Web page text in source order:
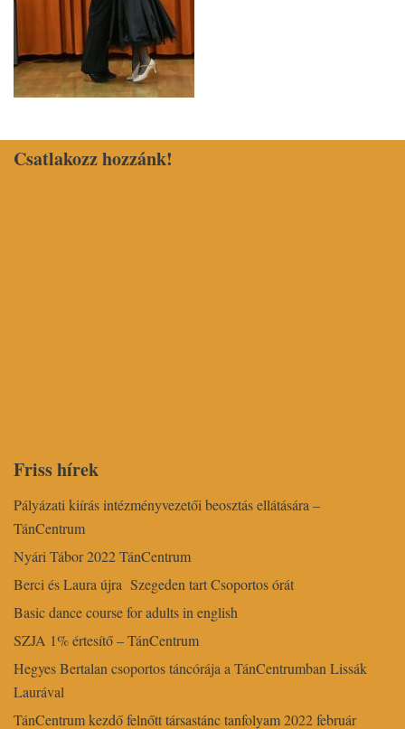
Csatlakozz hozzánk!
Friss hírek
Pályázati kiírás intézményvezetői beosztás ellátására –
TánCentrum
Nyári Tábor 2022 TánCentrum
Berci és Laura újra Szegeden tart Csoportos órát
Basic dance course for adults in english
SZJA 1% értesítő – TánCentrum
Hegyes Bertalan csoportos táncórája a TánCentrumban Lissák
Laurával
TánCentrum kezdő felnőtt társastánc tanfolyam 2022 február